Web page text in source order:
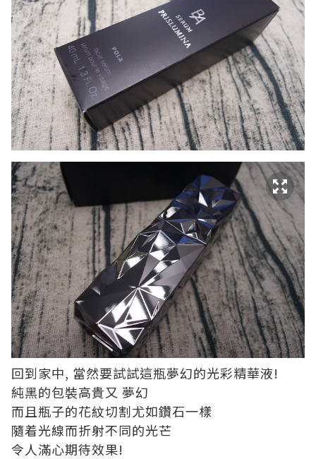
回到家中, 當然要試試這瓶夢幻的光彩精華液!
純黑的包裝高貴又 夢幻
而且瓶子的花紋切割尤如鑽石一樣
隨着光線而折射不同的光芒
令人滿心期待效果!